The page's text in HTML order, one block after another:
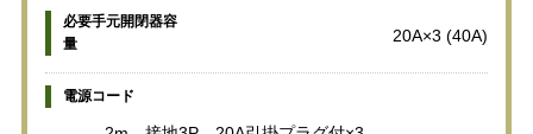
必要手元開閉器容
量
20A×3 (40A)
電源コード